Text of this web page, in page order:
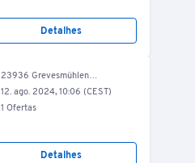
Detalhes
23936 Grevesmühlen, Grüner Weg 5/ Halle 1/ Vorfertigung
12. ago. 2024, 10:06 (CEST)
1 Ofertas
Detalhes